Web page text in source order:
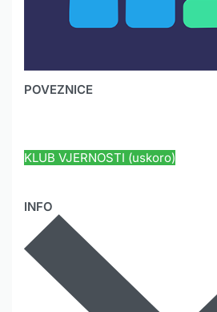
INFO
POVEZNICE
KLUB VJERNOSTI (uskoro)